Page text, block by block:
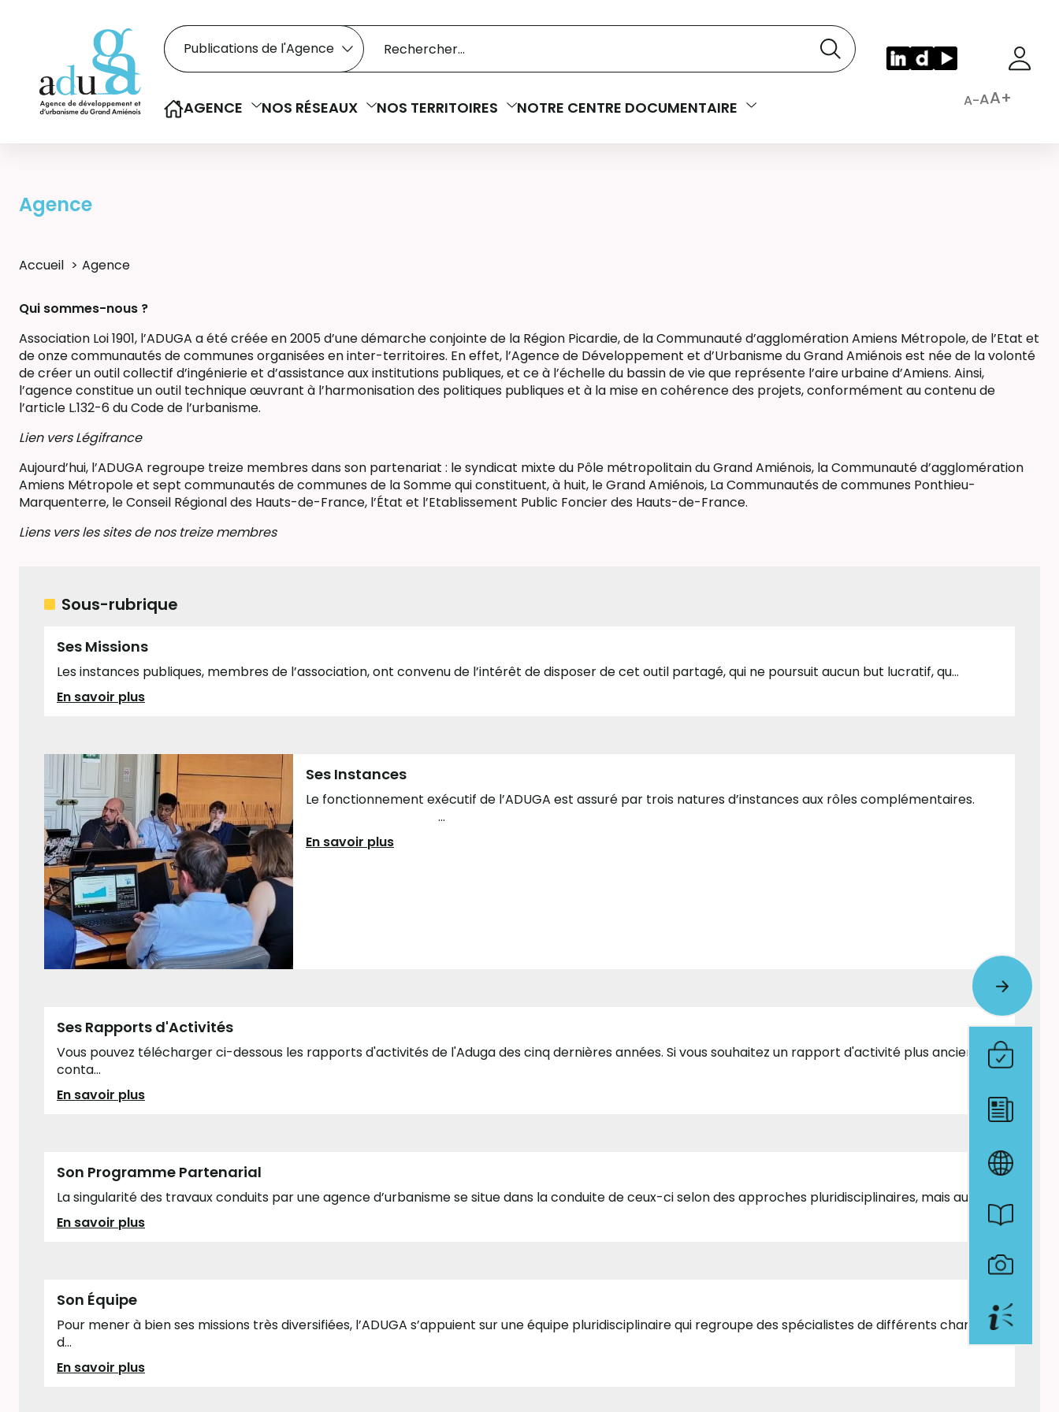
Rechercher dans le catalogue
Recherche
Sélectionner le type de la recherche
AGENCE NOS RÉSEAUX NOS TERRITOIRES NOTRE CENTRE DOCUMENTAIRE A-AA+
Agence
Accueil Agence
Qui sommes-nous ?
Association Loi 1901, l’ADUGA a été créée en 2005 d’une démarche conjointe de la Région Picardie, de la Communauté d’agglomération Amiens Métropole, de l’Etat et
de onze communautés de communes organisées en inter-territoires. En effet, l’Agence de Développement et d’Urbanisme du Grand Amiénois est née de la volonté
de créer un outil collectif d’ingénierie et d’assistance aux institutions publiques, et ce à l’échelle du bassin de vie que représente l’aire urbaine d’Amiens. Ainsi,
l’agence constitue un outil technique œuvrant à l’harmonisation des politiques publiques et à la mise en cohérence des projets, conformément au contenu de
l’article L.132-6 du Code de l’urbanisme.
Lien vers Légifrance
Aujourd’hui, l’ADUGA regroupe treize membres dans son partenariat : le syndicat mixte du Pôle métropolitain du Grand Amiénois, la Communauté d’agglomération
Amiens Métropole et sept communautés de communes de la Somme qui constituent, à huit, le Grand Amiénois, La Communautés de communes Ponthieu-
Marquenterre, le Conseil Régional des Hauts-de-France, l’État et l’Etablissement Public Foncier des Hauts-de-France.
Liens vers les sites de nos treize membres
Sous-rubrique
Ses Missions
Les instances publiques, membres de l’association, ont convenu de l’intérêt de disposer de cet outil partagé, qui ne poursuit aucun but lucratif, qu...
En savoir plus
Ses Instances
Le fonctionnement exécutif de l’ADUGA est assuré par trois natures d’instances aux rôles complémentaires.
...
En savoir plus
Ses Rapports d'Activités
Vous pouvez télécharger ci-dessous les rapports d'activités de l'Aduga des cinq dernières années. Si vous souhaitez un rapport d'activité plus ancien
conta...
En savoir plus
Son Programme Partenarial
La singularité des travaux conduits par une agence d’urbanisme se situe dans la conduite de ceux-ci selon des approches pluridisciplinaires, mais au...
En savoir plus
Son Équipe
Pour mener à bien ses missions très diversifiées, l’ADUGA s’appuient sur une équipe pluridisciplinaire qui regroupe des spécialistes de différents champs
d...
En savoir plus